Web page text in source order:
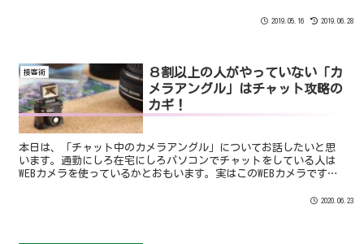
2019.05.16 2019.06.28
接客術
８割以上の人がやっていない「カ
メラアングル」はチャット攻略の
カギ！
本日は、「チャット中のカメラアングル」についてお話したいと思
います。通勤にしろ在宅にしろパソコンでチャットをしている人は
WEBカメラを使っているかとおもいます。実はこのWEBカメラです
2020.06.23